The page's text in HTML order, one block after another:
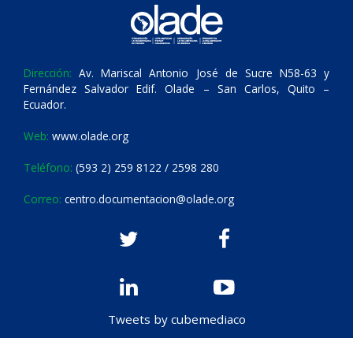
Dirección: Av. Mariscal Antonio José de Sucre N58-63 y
Fernández Salvador Edif. Olade – San Carlos, Quito –
Ecuador.
Web: www.olade.org
Teléfono: (593 2) 259 8122 / 2598 280
Correo: centro.documentacion@olade.org
Tweets by cubemediaco